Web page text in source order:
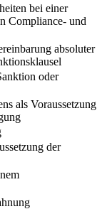
bei einer
Compliance- und
absoluter
oder
als Voraussetzung
der